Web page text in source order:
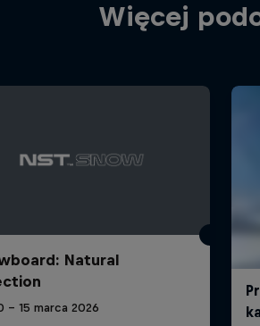
Więcej
Natural
– 15 marca 2026